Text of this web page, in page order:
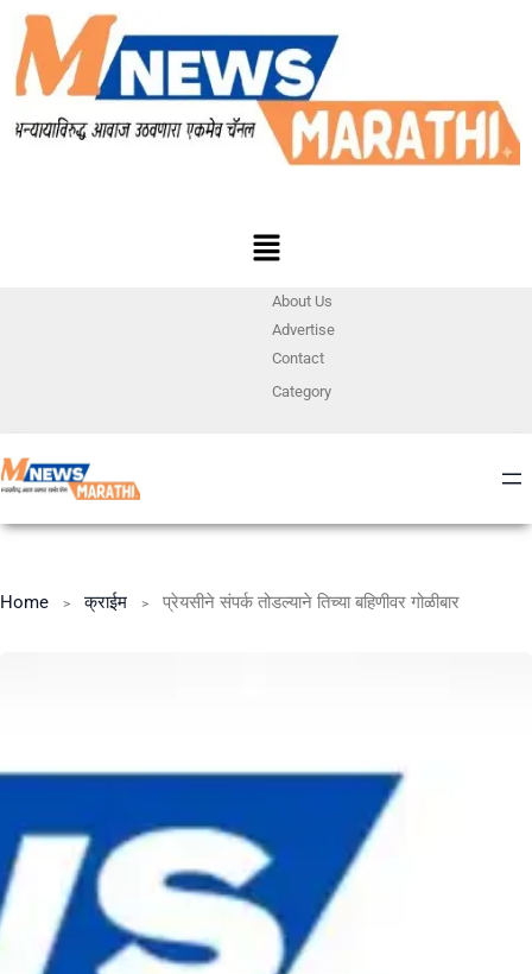
About Us
Advertise
Contact
Category
Home क्राईम प्रेयसीने संपर्क तोडल्याने तिच्या बहिणीवर गोळीबार